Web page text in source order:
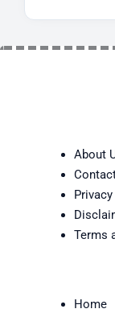
About
Terms
Home